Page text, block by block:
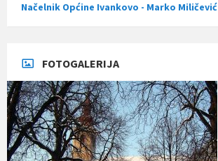
Načelnik Općine Ivankovo - Marko Miličević
FOTOGALERIJA